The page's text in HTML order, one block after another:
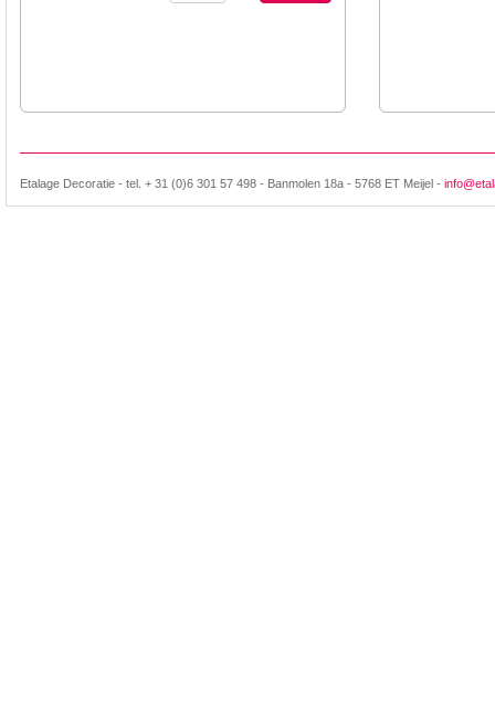
Etalage Decoratie - tel. + 31 (0)6 301 57 498 - Banmolen 18a - 5768 ET Meijel -